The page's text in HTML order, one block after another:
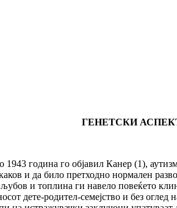
ГЕНЕТСКИ
1943 година го објавил Канер (1),
и да било претходно нормален
и топлина ги навело повеќето
дете-родител-семејство и без